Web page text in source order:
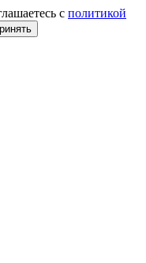
с политикой